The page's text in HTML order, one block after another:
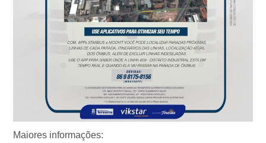
Maiores informações: